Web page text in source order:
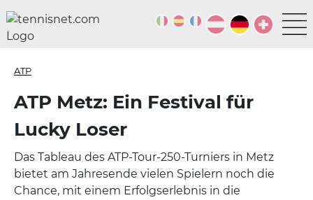
ATP
ATP Metz: Ein Festival für
Lucky Loser
Das Tableau des ATP-Tour-250-Turniers in Metz
bietet am Jahresende vielen Spielern noch die
Chance, mit einem Erfolgserlebnis in die